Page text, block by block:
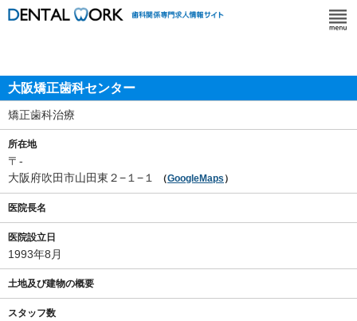
大阪矯正歯科センター
矯正歯科治療
所在地
〒-
大阪府吹田市山田東２−１−１
（GoogleMaps ）
医院長名
医院設立日
1993年8月
土地及び建物の概要
スタッフ数